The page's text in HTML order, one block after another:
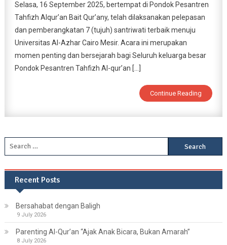
PESANTREN
BAIT
QUR’ANY
AL-
MESIR
2025
Selasa, 16 September 2025, bertempat di Pondok Pesantren
Tahfizh Alqur’an Bait Qur’any, telah dilaksanakan pelepasan
dan pemberangkatan 7 (tujuh) santriwati terbaik menuju
Universitas Al-Azhar Cairo Mesir. Acara ini merupakan
momen penting dan bersejarah bagi Seluruh keluarga besar
Pondok Pesantren Tahfizh Al-qur’an […]
Continue Reading
Search
for:
Recent Posts
Bersahabat dengan Baligh
9 July 2026
Parenting Al-Qur’an “Ajak Anak Bicara, Bukan Amarah”
8 July 2026